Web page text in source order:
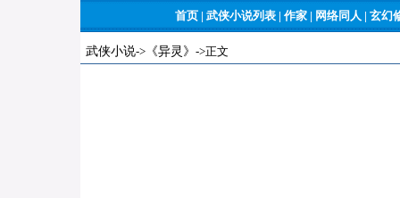
首页 | 武侠小说列表 | 作家 | 网络同人 | 玄幻
武侠小说-> 《异灵》 ->正文